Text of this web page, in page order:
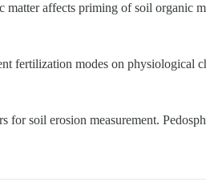
affects priming of soil organic
fertilization modes on physiological
soil erosion measurement.